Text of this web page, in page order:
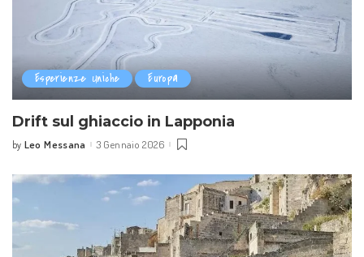
Esperienze Uniche Europa
Drift sul ghiaccio in Lapponia
Posted
by Leo Messana 3 Gennaio 2026